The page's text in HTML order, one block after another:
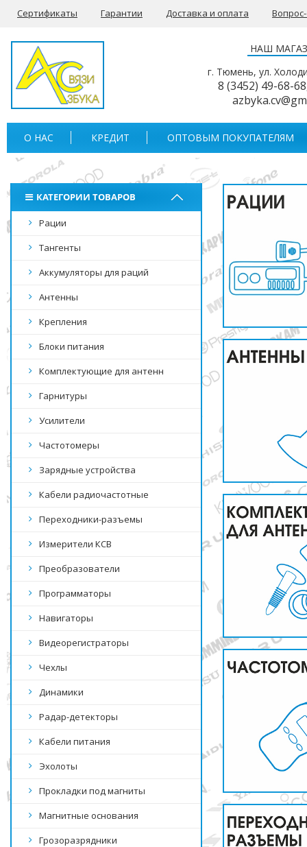
Сертификаты Гарантии Доставка и оплата
НАШ
г. Тюмень, ул.
8 (3452) 49-68-68
О НАС КРЕДИТ ОПТОВЫМ ПОКУПАТЕЛЯМ
КАТЕГОРИИ ТОВАРОВ
Рации
Тангенты
Аккумуляторы для раций
Антенны
Крепления
Блоки питания
Комплектующие для антенн
Гарнитуры
Усилители
Частотомеры
Зарядные устройства
Кабели радиочастотные
Переходники-разъемы
Измерители КСВ
Преобразователи
Программаторы
Навигаторы
Видеорегистраторы
Чехлы
Динамики
Радар-детекторы
Кабели питания
Эхолоты
Прокладки под магниты
Магнитные основания
Грозоразрядники